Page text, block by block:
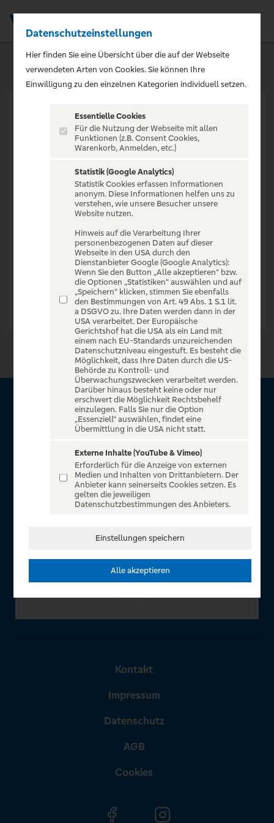
VERANSTALTUNG NICHT
GEFUNDEN
Zur Startseite
Über VR Entertain
für alle Kunden der Volksbanken Raiffeisenbanken. Auf
unserem einzigartigen Portal finden Sie Tickets für
atemberaubende Konzerte, Musicals und Shows, die
Fußball-Bundesliga sowie die Champions League und die
In Zusammenarbeit mit
Kontakt
Impressum
Datenschutz
AGB
Cookies
Datenschutzeinstellungen
Hier finden Sie eine Übersicht über die auf der Webseite
verwendeten Arten von Cookies. Sie können Ihre
Einwilligung zu den einzelnen Kategorien individuell setzen.
Essentielle Cookies
Für die Nutzung der Webseite mit allen
Funktionen (z.B. Consent Cookies,
Warenkorb, Anmelden, etc.)
Statistik (Google Analytics)
Statistik Cookies erfassen Informationen
anonym. Diese Informationen helfen uns zu
verstehen, wie unsere Besucher unsere
Website nutzen.
Hinweis auf die Verarbeitung Ihrer
personenbezogenen Daten auf dieser
Webseite in den USA durch den
Dienstanbieter Google (Google Analytics):
Wenn Sie den Button „Alle akzeptieren“ bzw.
die Optionen „Statistiken“ auswählen und auf
„Speichern“ klicken, stimmen Sie ebenfalls
den Bestimmungen von Art. 49 Abs. 1 S.1 lit.
a DSGVO zu. Ihre Daten werden dann in der
USA verarbeitet. Der Europäische
Gerichtshof hat die USA als ein Land mit
einem nach EU-Standards unzureichenden
Datenschutzniveau eingestuft. Es besteht die
Möglichkeit, dass Ihre Daten durch die US-
Behörde zu Kontroll- und
Überwachungszwecken verarbeitet werden.
Darüber hinaus besteht keine oder nur
erschwert die Möglichkeit Rechtsbehelf
einzulegen. Falls Sie nur die Option
„Essenziell“ auswählen, findet eine
Übermittlung in die USA nicht statt.
Externe Inhalte (YouTube & Vimeo)
Erforderlich für die Anzeige von externen
Medien und Inhalten von Drittanbietern. Der
Anbieter kann seinerseits Cookies setzen. Es
gelten die jeweiligen
Datenschutzbestimmungen des Anbieters.
Einstellungen speichern
Alle akzeptieren